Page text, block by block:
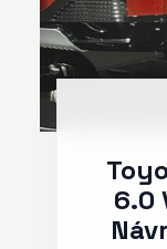
6.0